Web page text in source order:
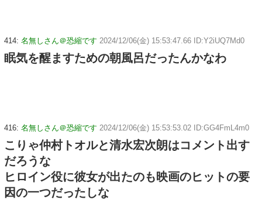
414: 名無しさん＠恐縮です 2024/12/06(金) 15:53:47.66 ID:Y2iUQ7Md0
眠気を醒ますための朝風呂だったんかなわ
416: 名無しさん＠恐縮です 2024/12/06(金) 15:53:53.02 ID:GG4FmL4m0
こりゃ仲村トオルと清水宏次朗はコメント出す
だろうな
ヒロイン役に彼女が出たのも映画のヒットの要
因の一つだったしな